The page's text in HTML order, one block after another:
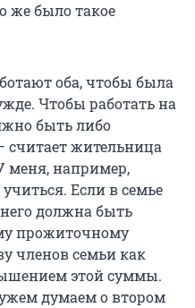
же было такое
оба, чтобы была
Чтобы работать на
быть либо
считает жительница
меня, например,
Если в семье
должна быть
прожиточному
членов семьи как
этой суммы.
думаем о втором